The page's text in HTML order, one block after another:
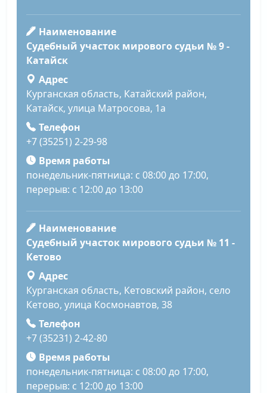
Наименование
Судебный участок мирового судьи № 9 -
Катайск
Адрес
Курганская область, Катайский район,
Катайск, улица Матросова, 1а
Телефон
+7 (35251) 2-29-98
Время работы
понедельник-пятница: с 08:00 до 17:00,
перерыв: с 12:00 до 13:00
Наименование
Судебный участок мирового судьи № 11 -
Кетово
Адрес
Курганская область, Кетовский район, село
Кетово, улица Космонавтов, 38
Телефон
+7 (35231) 2-42-80
Время работы
понедельник-пятница: с 08:00 до 17:00,
перерыв: с 12:00 до 13:00